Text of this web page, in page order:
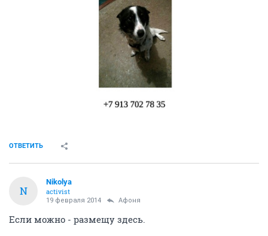
ОТВЕТИТЬ
N
Nikolya
activist
19 февраля 2014 Aфоня
Если можно - размещу здесь.